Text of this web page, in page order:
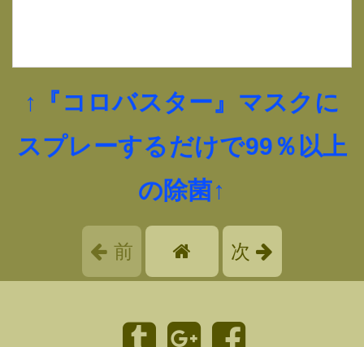
↑『コロバスター』マスクに
スプレーするだけで99％以上
の除菌↑
前 次